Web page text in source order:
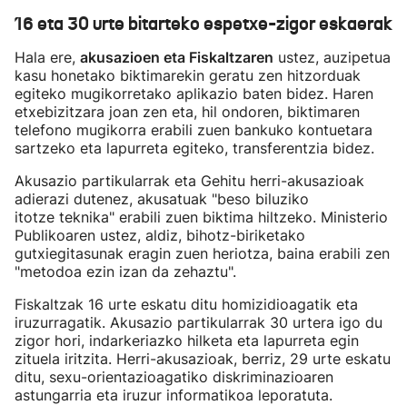
16 eta 30 urte bitarteko espetxe-zigor eskaerak
Hala ere, akusazioen eta Fiskaltzaren ustez, auzipetua
kasu honetako biktimarekin geratu zen hitzorduak
egiteko mugikorretako aplikazio baten bidez. Haren
etxebizitzara joan zen eta, hil ondoren, biktimaren
telefono mugikorra erabili zuen bankuko kontuetara
sartzeko eta lapurreta egiteko, transferentzia bidez.
Akusazio partikularrak eta Gehitu herri-akusazioak
adierazi dutenez, akusatuak "beso biluziko
itotze teknika" erabili zuen biktima hiltzeko. Ministerio
Publikoaren ustez, aldiz, bihotz-biriketako
gutxiegitasunak eragin zuen heriotza, baina erabili zen
"metodoa ezin izan da zehaztu".
Fiskaltzak 16 urte eskatu ditu homizidioagatik eta
iruzurragatik. Akusazio partikularrak 30 urtera igo du
zigor hori, indarkeriazko hilketa eta lapurreta egin
zituela iritzita. Herri-akusazioak, berriz, 29 urte eskatu
ditu, sexu-orientazioagatiko diskriminazioaren
astungarria eta iruzur informatikoa leporatuta.